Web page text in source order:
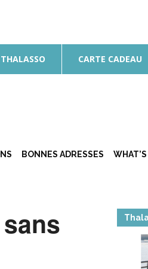
CARTE CADEAU
BONNES ADRESSES